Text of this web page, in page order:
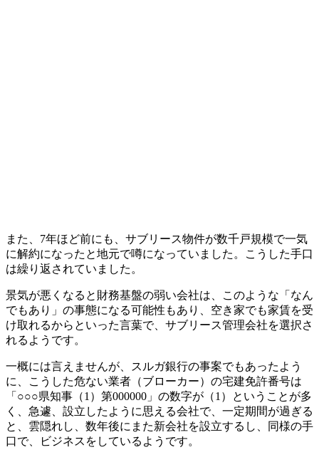
また、7年ほど前にも、サブリース物件が数千戸規模で一気
に解約になったと地元で噂になっていました。こうした手口
は繰り返されていました。
景気が悪くなると財務基盤の弱い会社は、このような「なん
でもあり」の事態になる可能性もあり、空き家でも家賃を受
け取れるからといった言葉で、サブリース管理会社を選択さ
れるようです。
一概には言えませんが、スルガ銀行の事案でもあったよう
に、こうした危ない業者（ブローカー）の宅建免許番号は
「○○○県知事（1）第000000」の数字が（1）ということが多
く、急遽、設立したように思える会社で、一定期間が過ぎる
と、雲隠れし、数年後にまた新会社を設立するし、同様の手
口で、ビジネスをしているようです。